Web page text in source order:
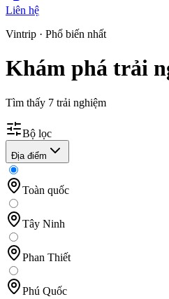
Liên hệ
Vintrip · Phổ biến nhất
Khám phá trải
Tìm thấy 7 trải nghiệm
Bộ lọc
Địa điểm
Toàn quốc
Tây Ninh
Phan Thiết
Phú Quốc